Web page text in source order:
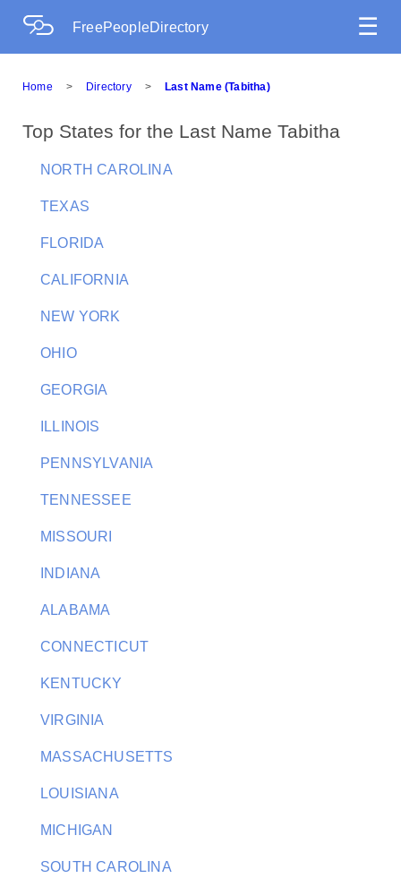
FreePeopleDirectory ☰
Home > Directory > Last Name (Tabitha)
Top States for the Last Name Tabitha
NORTH CAROLINA
TEXAS
FLORIDA
CALIFORNIA
NEW YORK
OHIO
GEORGIA
ILLINOIS
PENNSYLVANIA
TENNESSEE
MISSOURI
INDIANA
ALABAMA
CONNECTICUT
KENTUCKY
VIRGINIA
MASSACHUSETTS
LOUISIANA
MICHIGAN
SOUTH CAROLINA